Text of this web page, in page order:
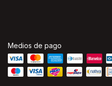
Medios de pago